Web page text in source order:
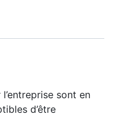
sont en
d’être